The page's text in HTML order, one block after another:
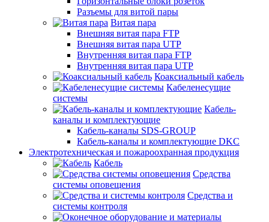
Разъемы для витой пары
Витая пара
Внешняя витая пара FTP
Внешняя витая пара UTP
Внутренняя витая пара FTP
Внутренняя витая пара UTP
Коаксиальный кабель
Кабеленесущие
системы
Кабель-
каналы и комплектующие
Кабель-каналы SDS-GROUP
Кабель-каналы и комплектующие DKC
Электротехническая и пожароохранная продукция
Кабель
Средства
системы оповещения
Средства и
системы контроля